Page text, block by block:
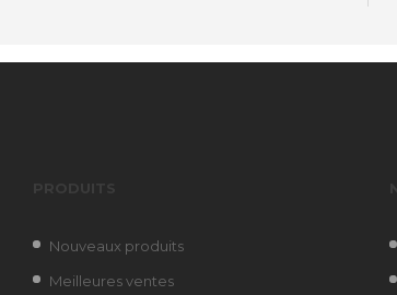
Nouveaux produits
Meilleures ventes